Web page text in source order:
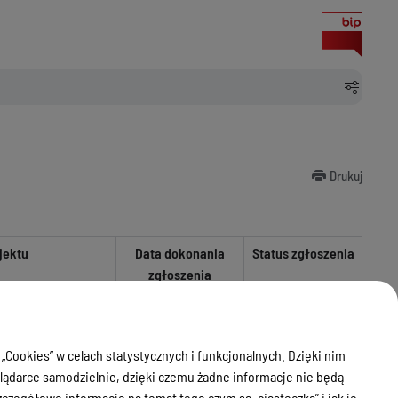
Drukuj
Data dokonania
zgłoszenia
Status zgłoszenia
gaz
03.01.2024
09.01.2024
w celach statystycznych i funkcjonalnych. Dzięki nim
samodzielnie, dzięki czemu żadne informacje nie będą